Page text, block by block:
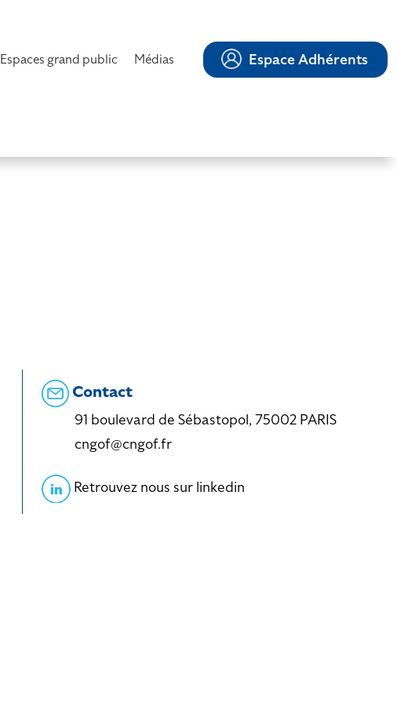
Espaces grand public Médias Espace Adhérents
Contact
91 boulevard de Sébastopol, 75002 PARIS
cngof@cngof.fr
Retrouvez nous sur linkedin